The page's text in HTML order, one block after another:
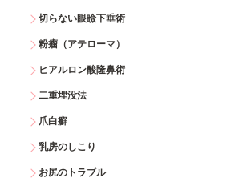
切らない眼瞼下垂術
粉瘤（アテローマ）
ヒアルロン酸隆鼻術
二重埋没法
爪白癬
乳房のしこり
お尻のトラブル